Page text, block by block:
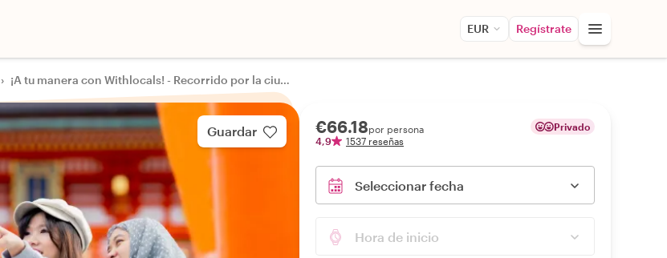
EUR Regístrate
› ¡A tu manera con Withlocals! - Recorrido por la ciudad de Kioto
Guardar €66.18por persona
4,9
1537 reseñas
Privado
Seleccionar fecha
Hora de inicio